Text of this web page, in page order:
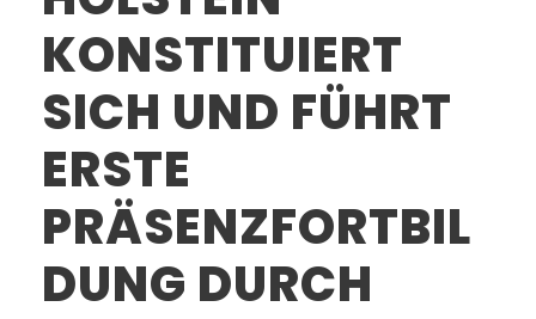
KONSTITUIERT
SICH UND FÜHRT
ERSTE
PRÄSENZFORTBIL
DUNG DURCH